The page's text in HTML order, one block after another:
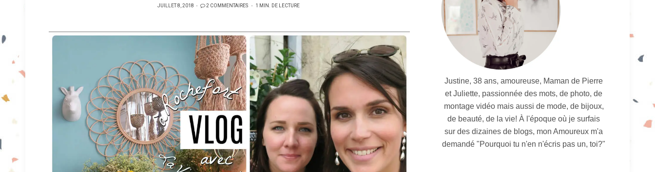
PUBLIÉ
JUILLET 8, 2018 2 COMMENTAIRES 1 MIN. DE LECTURE
Justine, 38 ans, amoureuse, Maman de Pierre
et Juliette, passionnée des mots, de photo, de
montage vidéo mais aussi de mode, de bijoux,
de beauté, de la vie! À l'époque où je surfais
sur des dizaines de blogs, mon Amoureux m'a
demandé "Pourquoi tu n'en n'écris pas un, toi?"